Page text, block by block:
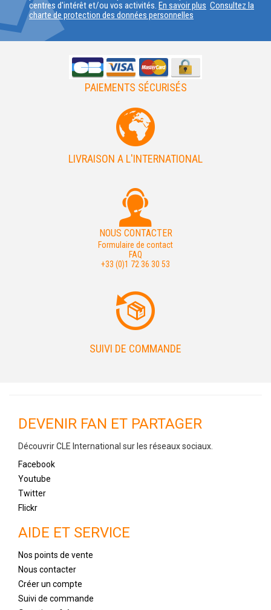
PAYS
centres d'intérêt et/ou vos activités. En savoir plus Consultez la
charte de protection des données personnelles
PAIEMENTS SÉCURISÉS
LIVRAISON A L'INTERNATIONAL
NOUS CONTACTER
Formulaire de contact
FAQ
+33 (0)1 72 36 30 53
SUIVI DE COMMANDE
DEVENIR FAN ET PARTAGER
Découvrir CLE International sur les réseaux sociaux.
Facebook
Youtube
Twitter
Flickr
AIDE ET SERVICE
Nos points de vente
Nous contacter
Créer un compte
Suivi de commande